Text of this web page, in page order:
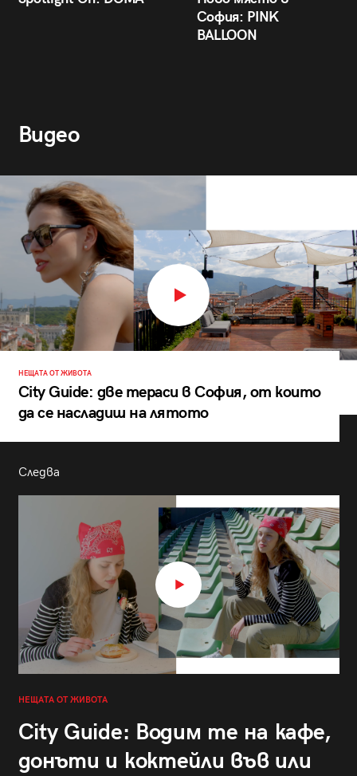
София: PINK
BALLOON
Видео
НЕЩАТА ОТ ЖИВОТА
City Guide: две тераси в София, от които
да се насладиш на лятото
Следва
НЕЩАТА ОТ ЖИВОТА
City Guide: Водим те на кафе,
донъти и коктейли във или